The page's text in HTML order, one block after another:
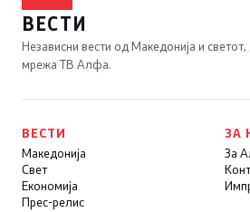
ВЕСТИ
Независни вести од Македонија и
мрежа ТВ Алфа.
ВЕСТИ
Македонија
Свет
Економија
Прес-релис
ЗА
За